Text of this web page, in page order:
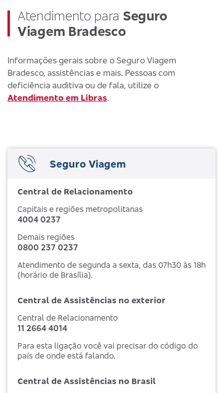
Atendimento para Seguro
Viagem Bradesco
Informações gerais sobre o Seguro Viagem
Bradesco, assistências e mais. Pessoas com
deficiência auditiva ou de fala, utilize o
Atendimento em Libras.
Seguro Viagem
Central de Relacionamento
Capitais e regiões metropolitanas
4004 0237
Demais regiões
0800 237 0237
Atendimento de segunda a sexta, das 07h30 às 18h
(horário de Brasília).
Central de Assistências no exterior
Central de Relacionamento
11 2664 4014
Para esta ligação você vai precisar do código do
país de onde está falando.
Central de Assistências no Brasil